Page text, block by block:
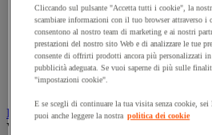
Decorazione per feste
Orologio
Pellicola adesiva per vetro
Pianta artificiale da ufficio
Vetrina per esposizione
Elezione
Vedi tutte le categorie
Cliccando sul pulsante "Accetta tutti i cookie", la
scambiare informazioni con il tuo browser attraverso i
consentono al nostro team di marketing e ai nostri
prestazioni del nostro sito Web e di analizzare le tue
consente di offrirti prodotti ancora più personalizzati in
pubblicità adeguata. Se vuoi saperne di più sulle
"impostazioni cookie".
E se scegli di continuare la tua visita senza cookie,
puoi anche leggere la nostra politica dei cookie